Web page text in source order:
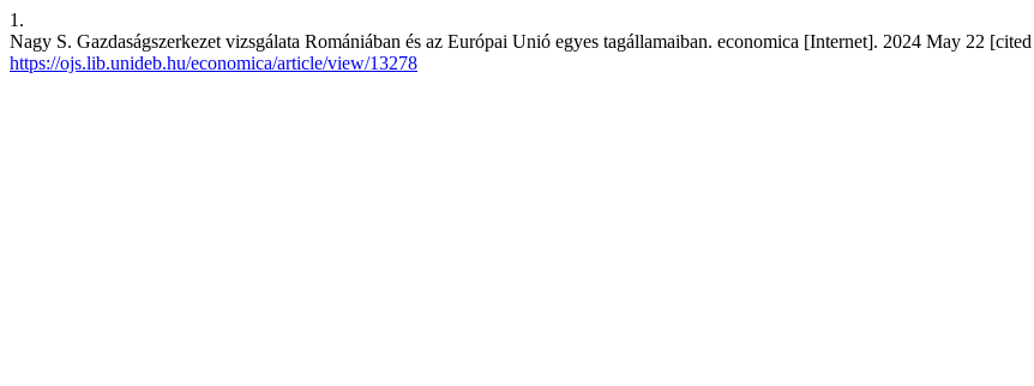
1.
Nagy S. Gazdaságszerkezet vizsgálata Romániában és az Európai Unió egyes tagállamaiban. economica [Internet]. 2024 May 22
https://ojs.lib.unideb.hu/economica/article/view/13278